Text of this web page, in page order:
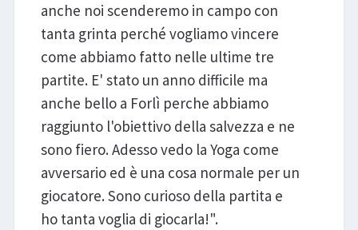
anche noi scenderemo in campo con
tanta grinta perché vogliamo vincere
come abbiamo fatto nelle ultime tre
partite. E' stato un anno difficile ma
anche bello a Forlì perche abbiamo
raggiunto l'obiettivo della salvezza e ne
sono fiero. Adesso vedo la Yoga come
avversario ed è una cosa normale per un
giocatore. Sono curioso della partita e
ho tanta voglia di giocarla!".